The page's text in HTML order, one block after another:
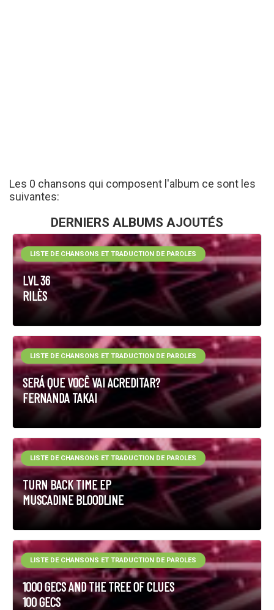
Les 0 chansons qui composent l'album ce sont les
suivantes:
DERNIERS ALBUMS AJOUTÉS
LVL 36
RILÈS
LISTE DE CHANSONS ET TRADUCTION DE PAROLES
SERÁ QUE VOCÊ VAI ACREDITAR?
FERNANDA TAKAI
LISTE DE CHANSONS ET TRADUCTION DE PAROLES
TURN BACK TIME EP
MUSCADINE BLOODLINE
LISTE DE CHANSONS ET TRADUCTION DE PAROLES
1000 GECS AND THE TREE OF CLUES
100 GECS
LISTE DE CHANSONS ET TRADUCTION DE PAROLES